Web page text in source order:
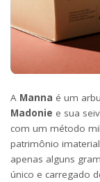
A Manna é um
Madonie e sua
com um método
patrimônio
apenas alguns
único e carregado